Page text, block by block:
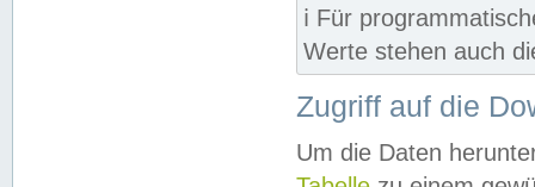
ℹ️ Für
Werte stehen auch
Zugriff auf die
Um die Daten